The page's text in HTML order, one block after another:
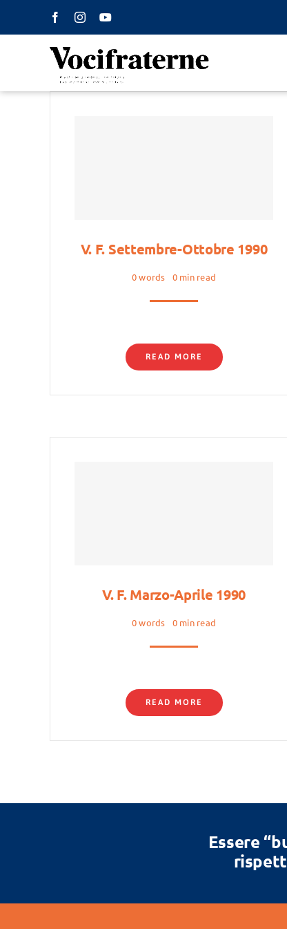
V. F. Settembre-Ottobre 1990
0 words 0 min read
READ MORE
V. F. Marzo-Aprile 1990
0 words 0 min read
READ MORE
Essere